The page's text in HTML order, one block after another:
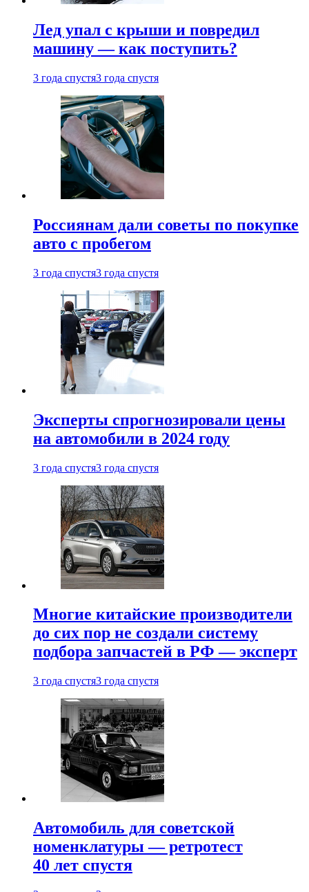
Лед упал с крыши и повредил
машину — как поступить?
3 года спустя3 года спустя
Россиянам дали советы по покупке
авто с пробегом
3 года спустя3 года спустя
Эксперты спрогнозировали цены
на автомобили в 2024 году
3 года спустя3 года спустя
Многие китайские производители
до сих пор не создали систему
подбора запчастей в РФ — эксперт
3 года спустя3 года спустя
Автомобиль для советской
номенклатуры — ретротест
40 лет спустя